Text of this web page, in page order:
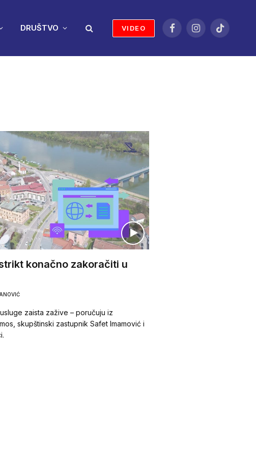
DRUŠTVO VIDEO
FacebookInstagramTikTok
konačno zakoračiti u
zaista zažive – poručuju iz
skupštinski zastupnik Safet Imamović i